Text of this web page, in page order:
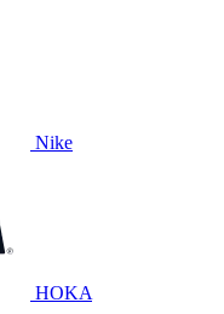
Nike
HOKA